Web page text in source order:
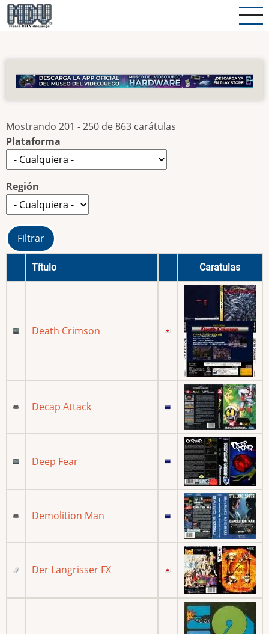
Pasar
al
Mostrando 201 - 250 de 863 carátulas
Plataforma
Región
Título Caratulas
Death Crimson
Decap Attack
Deep Fear
Demolition Man
Der Langrisser FX